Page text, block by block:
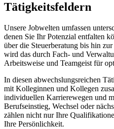
Tätigkeitsfeldern
Unsere Jobwelten umfassen
denen Sie Ihr Potenzial entfalten
über die Steuerberatung bis hin
wird das durch Fach- und
Arbeitsweise und Teamgeist für
In diesen abwechslungsreichen
mit Kolleginnen und Kollegen
individuellen Karrierewegen und
Berufseinstieg, Wechsel oder
zählen nicht nur Ihre
Ihre Persönlichkeit.